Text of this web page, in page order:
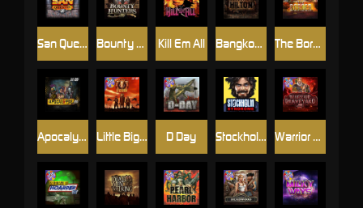
Kill Em All
Stockholm Syndrome
Apocalypse Super xNudge
Bangkok Hilton
Bounty Hunters xNudge®
Warrior Graveyard xNudge
Little Bighorn
San Quentin xWays
D Day
The Border